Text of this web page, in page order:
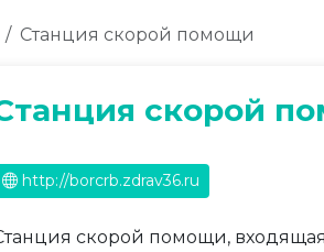
Станция скорой помощи
скорой
http://borcrb.zdrav36.ru
скорой помощи,